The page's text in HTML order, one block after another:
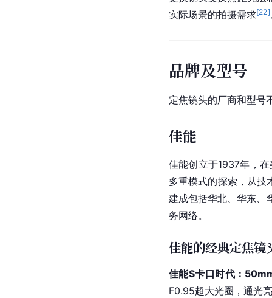
实际场景的拍摄需求[22]
品牌及型号
定焦镜头的厂商和型号
佳能
佳能创立于1937年，
多重模式的探索，从技
建成包括华北、华东、
务网络。
佳能的经典定焦镜
佳能S卡口时代：
F0.95超大光圈，通光